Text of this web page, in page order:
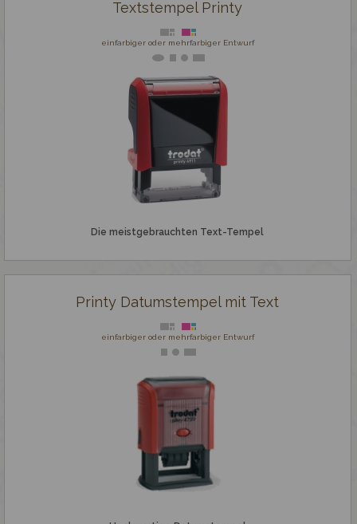
Professionelle Stempel
Holzstempel und Royal Mark
Textstempel Printy
einfarbiger oder mehrfarbiger Entwurf
Die meistgebrauchten Text-Tempel
Printy Datumstempel mit Text
einfarbiger oder mehrfarbiger Entwurf